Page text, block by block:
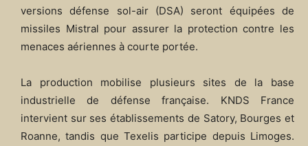
versions défense sol-air (DSA) seront équipées de
missiles Mistral pour assurer la protection contre les
menaces aériennes à courte portée.
La production mobilise plusieurs sites de la base
industrielle de défense française. KNDS France
intervient sur ses établissements de Satory, Bourges et
Roanne, tandis que Texelis participe depuis Limoges.